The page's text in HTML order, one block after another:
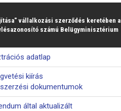
vállalkozási szerződés keretében a
számú Belügyminisztérium
adatlap
kiírás
dokumentumok
által aktualizált